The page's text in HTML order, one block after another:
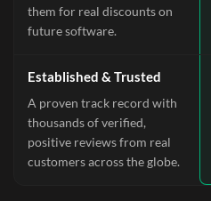
them for real discounts on
future software.
Established & Trusted
A proven track record with
thousands of verified,
positive reviews from real
customers across the globe.